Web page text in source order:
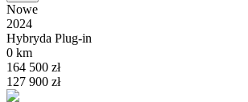
Nowe
2024
Hybryda Plug-in
0 km
164 500 zł
127 900 zł